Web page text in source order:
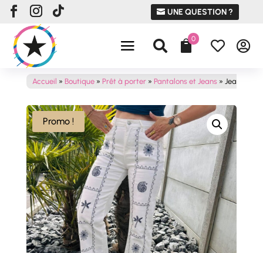
UNE QUESTION ?
 0  
Accueil » Boutique» Prêt à porter» Pantalons et Jeans» Jean
Promo !